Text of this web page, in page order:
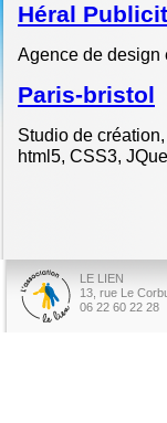
Héral
Agence de design
Paris-bristol
Studio de
html5, CSS3,
LE LIEN
13, rue Le
06 22 60 22 28